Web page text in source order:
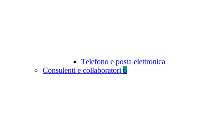
Telefono e posta elettronica
Consulenti e collaboratori 6